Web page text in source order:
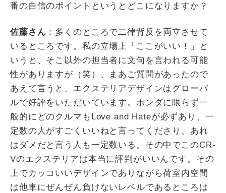
番の自信のポイントというとどこになりますか？
佐藤さん ：多くのところで二律背反を両立させて
いるところです。私の立場上「ここがいい！」と
いうと、そこ以外の担当者に文句を言われる可能
性がありますが（笑）、まあご質問があったので
あえて言うと、エクステリアデザインはグローバ
ルで好評をいただいています。ホンダに限らず一
般的にどのクルマも Love and Hateが必ずあり、一
定数の人がすごくいいねと言ってくださり、あれ
はダメだと言う人も一定数いる。その中でこのCR-
Vのエクステリアは本当に評判がいいんです。その
上でカッコいいデザインでありながら荷室内空間
は他車にぜんぜん負けないレベルであるところは